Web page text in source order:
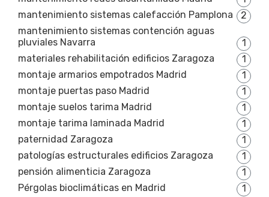
mantenimiento sistemas calefacción Pamplona
2
mantenimiento sistemas contención aguas
pluviales Navarra
1
materiales rehabilitación edificios Zaragoza
1
montaje armarios empotrados Madrid
1
montaje puertas paso Madrid
1
montaje suelos tarima Madrid
1
montaje tarima laminada Madrid
1
paternidad Zaragoza
1
patologías estructurales edificios Zaragoza
1
pensión alimenticia Zaragoza
1
Pérgolas bioclimáticas en Madrid
1